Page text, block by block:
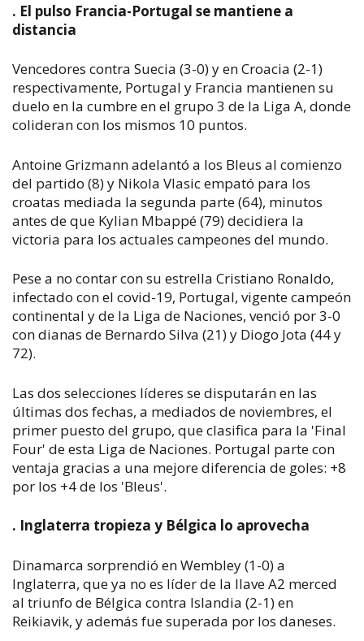
. El pulso Francia-Portugal se mantiene a
distancia
Vencedores contra Suecia (3-0) y en Croacia (2-1)
respectivamente, Portugal y Francia mantienen su
duelo en la cumbre en el grupo 3 de la Liga A, donde
colideran con los mismos 10 puntos.
Antoine Grizmann adelantó a los Bleus al comienzo
del partido (8) y Nikola Vlasic empató para los
croatas mediada la segunda parte (64), minutos
antes de que Kylian Mbappé (79) decidiera la
victoria para los actuales campeones del mundo.
Pese a no contar con su estrella Cristiano Ronaldo,
infectado con el covid-19, Portugal, vigente campeón
continental y de la Liga de Naciones, venció por 3-0
con dianas de Bernardo Silva (21) y Diogo Jota (44 y
72).
Las dos selecciones líderes se disputarán en las
últimas dos fechas, a mediados de noviembres, el
primer puesto del grupo, que clasifica para la 'Final
Four' de esta Liga de Naciones. Portugal parte con
ventaja gracias a una mejore diferencia de goles: +8
por los +4 de los 'Bleus'.
. Inglaterra tropieza y Bélgica lo aprovecha
Dinamarca sorprendió en Wembley (1-0) a
Inglaterra, que ya no es líder de la llave A2 merced
al triunfo de Bélgica contra Islandia (2-1) en
Reikiavik, y además fue superada por los daneses.